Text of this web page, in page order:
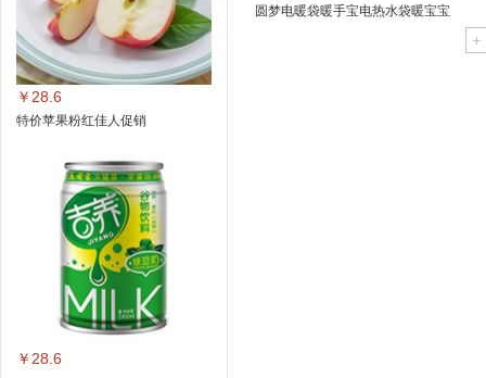
￥28.6
特价苹果粉红佳人促销
￥28.6
圆梦电暖袋暖手宝电热水袋暖宝宝